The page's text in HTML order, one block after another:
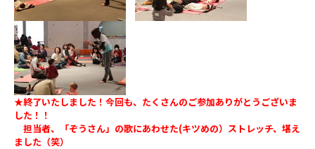
★終了いたしました！今回も、たくさんのご参加ありがとうございま
した！！
担当者、「ぞうさん」の歌にあわせた(キツめの）ストレッチ、堪え
ました（笑）